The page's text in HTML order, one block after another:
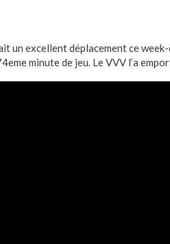
un excellent déplacement ce
minute de jeu. Le VVV l’a